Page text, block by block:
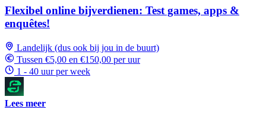
Flexibel online bijverdienen: Test games, apps &
enquêtes!
Landelijk (dus ook bij jou in de buurt)
Tussen €5,00 en €150,00 per uur
1 - 40 uur per week
Lees meer